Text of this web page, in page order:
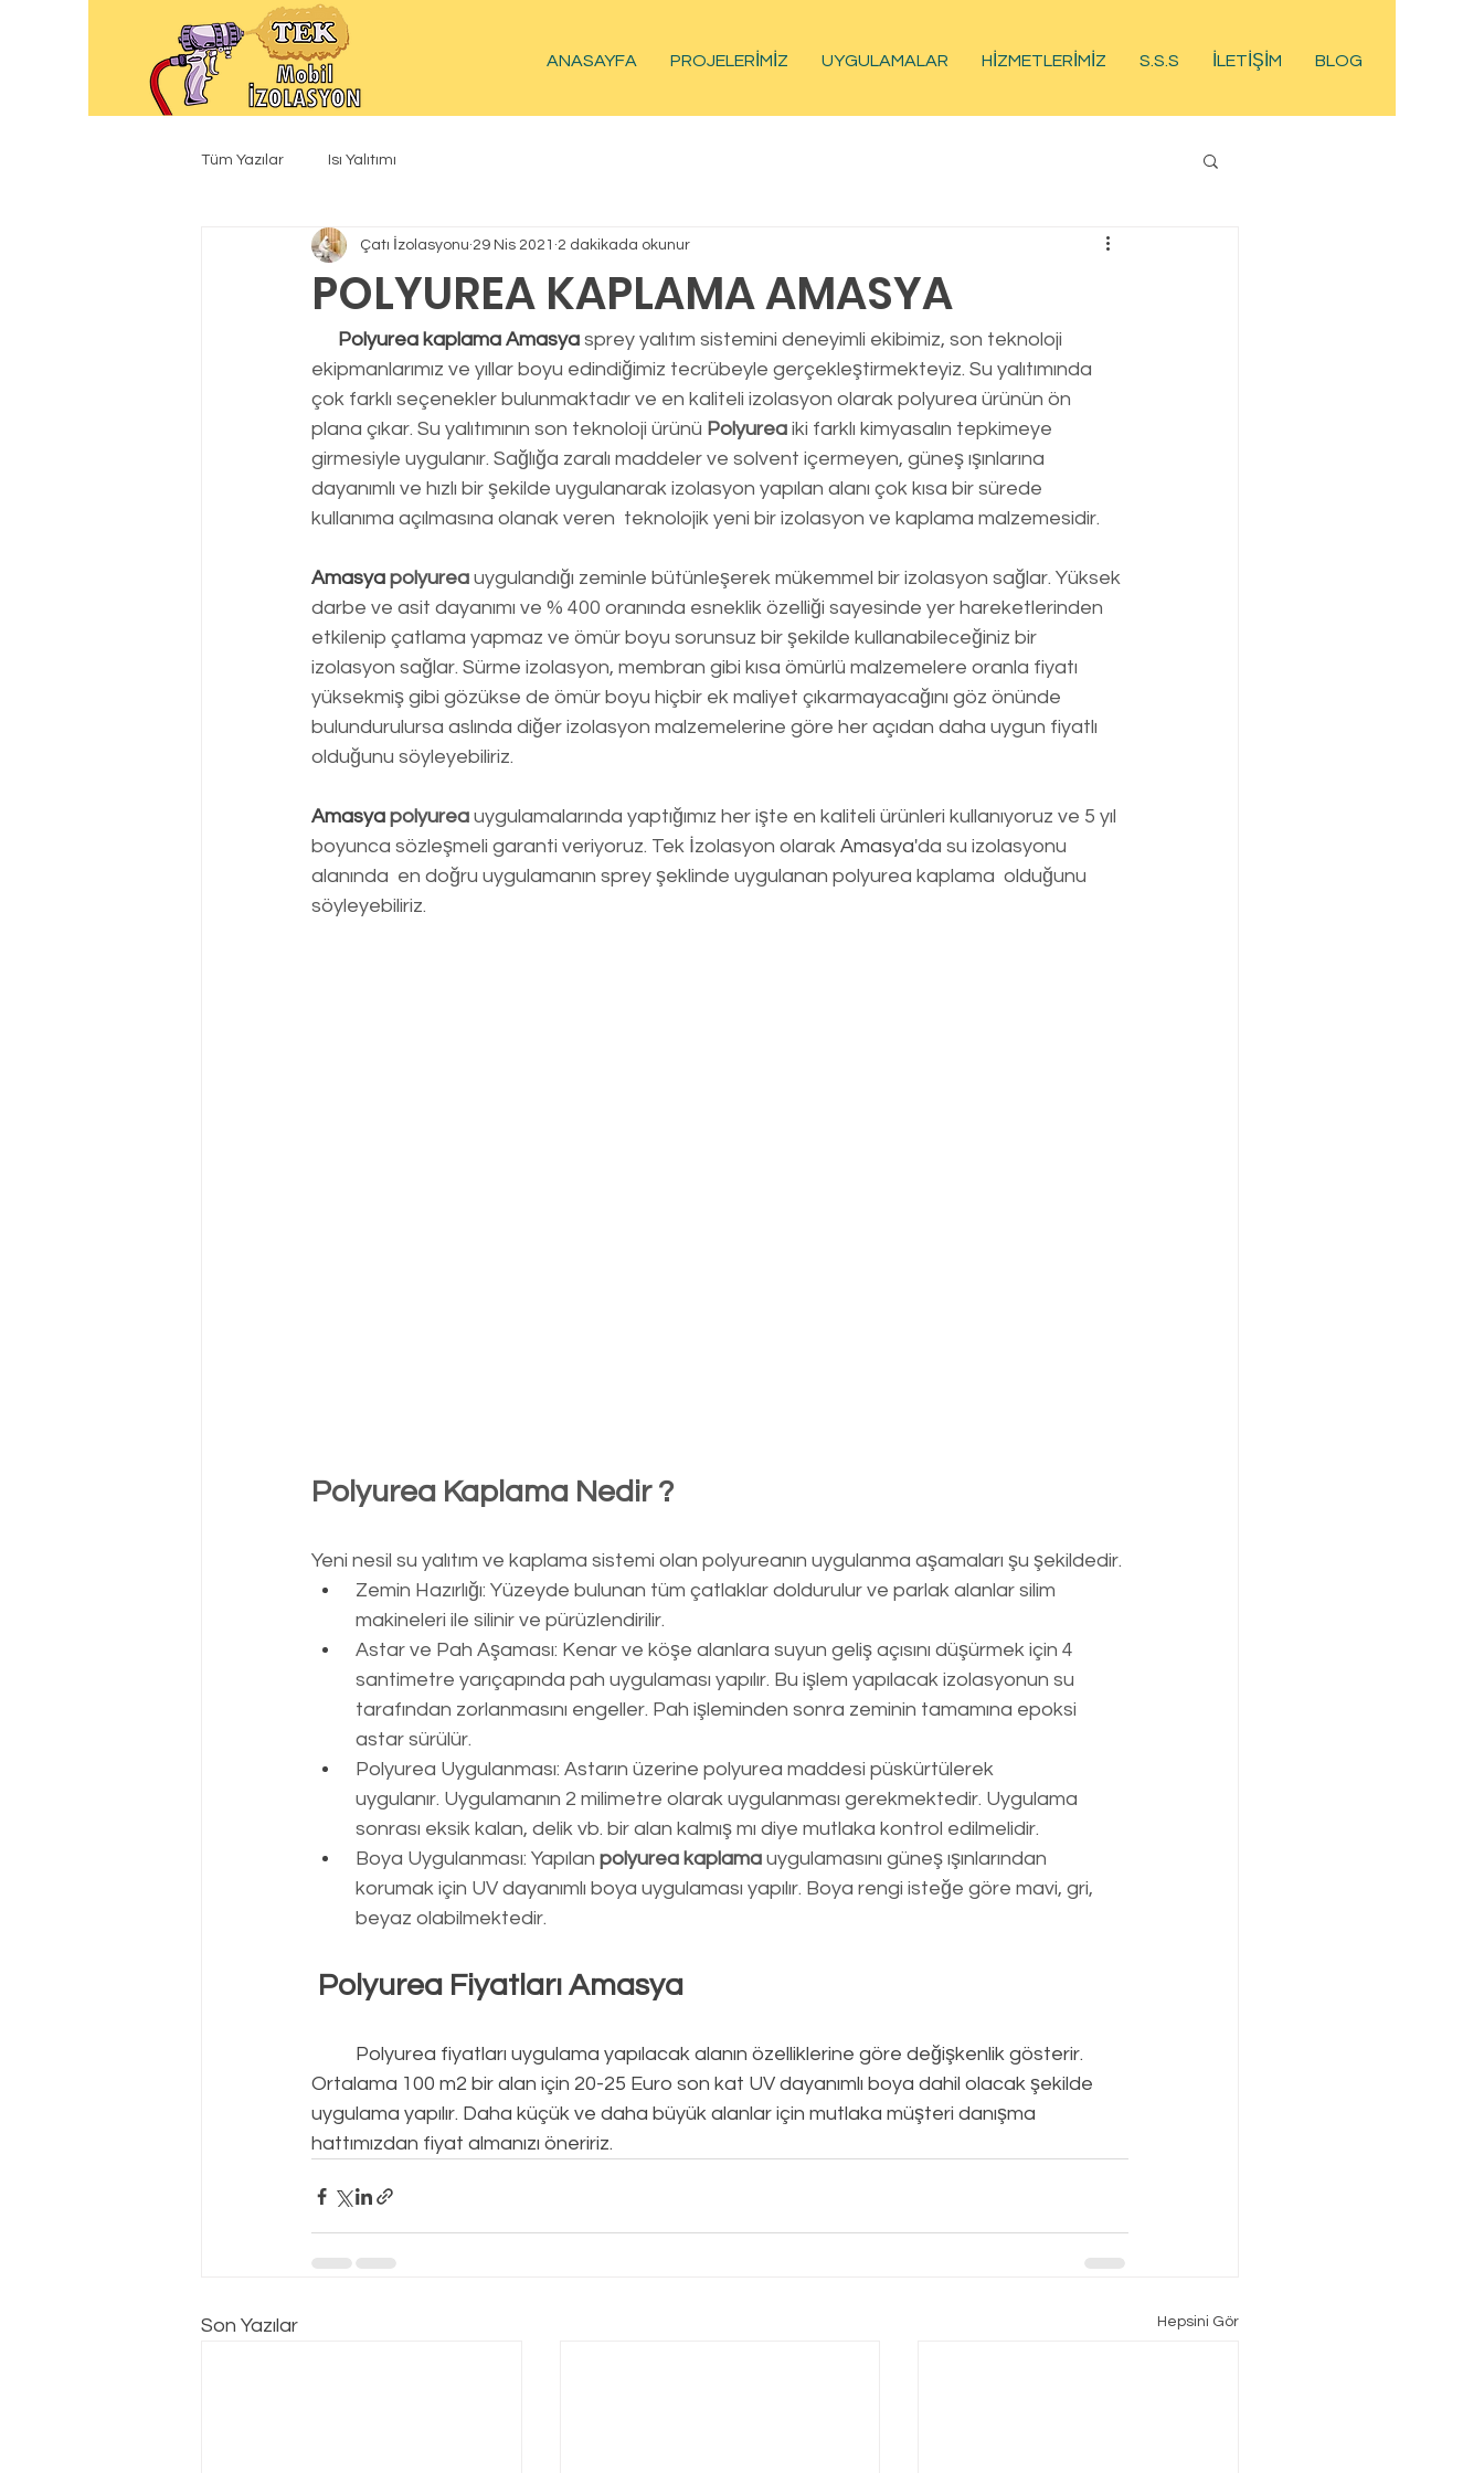
ANASAYFA PROJELERİMİZ UYGULAMALAR HİZMETLERİMİZ S.S.S İLETİŞİM BLOG
Tüm Yazılar Isı Yalıtımı
POLYUREA KAPLAMA AMASYA
Çatı İzolasyonu 29 Nis 2021 2 dakikada okunur
Polyurea kaplama Amasya sprey yalıtım sistemini deneyimli ekibimiz, son teknoloji
ekipmanlarımız ve yıllar boyu edindiğimiz tecrübeyle gerçekleştirmekteyiz. Su yalıtımında
çok farklı seçenekler bulunmaktadır ve en kaliteli izolasyon olarak polyurea ürünün ön
plana çıkar. Su yalıtımının son teknoloji ürünü Polyurea iki farklı kimyasalın tepkimeye
girmesiyle uygulanır. Sağlığa zaralı maddeler ve solvent içermeyen, güneş ışınlarına
dayanımlı ve hızlı bir şekilde uygulanarak izolasyon yapılan alanı çok kısa bir sürede
kullanıma açılmasına olanak veren  teknolojik yeni bir izolasyon ve kaplama malzemesidir.
Amasya polyurea uygulandığı zeminle bütünleşerek mükemmel bir izolasyon sağlar. Yüksek
darbe ve asit dayanımı ve % 400 oranında esneklik özelliği sayesinde yer hareketlerinden
etkilenip çatlama yapmaz ve ömür boyu sorunsuz bir şekilde kullanabileceğiniz bir
izolasyon sağlar. Sürme izolasyon, membran gibi kısa ömürlü malzemelere oranla fiyatı
yüksekmiş gibi gözükse de ömür boyu hiçbir ek maliyet çıkarmayacağını göz önünde
bulundurulursa aslında diğer izolasyon malzemelerine göre her açıdan daha uygun fiyatlı
olduğunu söyleyebiliriz.
Amasya polyurea uygulamalarında yaptığımız her işte en kaliteli ürünleri kullanıyoruz ve 5 yıl
boyunca sözleşmeli garanti veriyoruz. Tek İzolasyon olarak Amasya'da su izolasyonu
alanında  en doğru uygulamanın sprey şeklinde uygulanan polyurea kaplama  olduğunu
söyleyebiliriz.
Polyurea Kaplama Nedir ?
Yeni nesil su yalıtım ve kaplama sistemi olan polyureanın uygulanma aşamaları şu şekildedir.
Zemin Hazırlığı: Yüzeyde bulunan tüm çatlaklar doldurulur ve parlak alanlar silim
makineleri ile silinir ve pürüzlendirilir.
Astar ve Pah Aşaması: Kenar ve köşe alanlara suyun geliş açısını düşürmek için 4
santimetre yarıçapında pah uygulaması yapılır. Bu işlem yapılacak izolasyonun su
tarafından zorlanmasını engeller. Pah işleminden sonra zeminin tamamına epoksi
astar sürülür.
Polyurea Uygulanması: Astarın üzerine polyurea maddesi püskürtülerek
uygulanır. Uygulamanın 2 milimetre olarak uygulanması gerekmektedir. Uygulama
sonrası eksik kalan, delik vb. bir alan kalmış mı diye mutlaka kontrol edilmelidir.
Boya Uygulanması: Yapılan polyurea kaplama uygulamasını güneş ışınlarından
korumak için UV dayanımlı boya uygulaması yapılır. Boya rengi isteğe göre mavi, gri,
beyaz olabilmektedir.
Polyurea Fiyatları Amasya
Polyurea fiyatları uygulama yapılacak alanın özelliklerine göre değişkenlik gösterir.
Ortalama 100 m2 bir alan için 20-25 Euro son kat UV dayanımlı boya dahil olacak şekilde
uygulama yapılır. Daha küçük ve daha büyük alanlar için mutlaka müşteri danışma
hattımızdan fiyat almanızı öneririz.
Son Yazılar Hepsini Gör